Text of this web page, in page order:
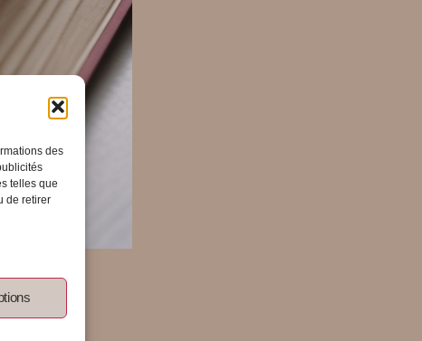
des
telles que
de retirer